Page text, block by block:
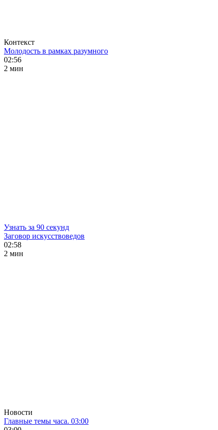
Контекст
Молодость в рамках разумного
02:56
2 мин
Узнать за 90 секунд
Заговор искусствоведов
02:58
2 мин
Новости
Главные темы часа. 03:00